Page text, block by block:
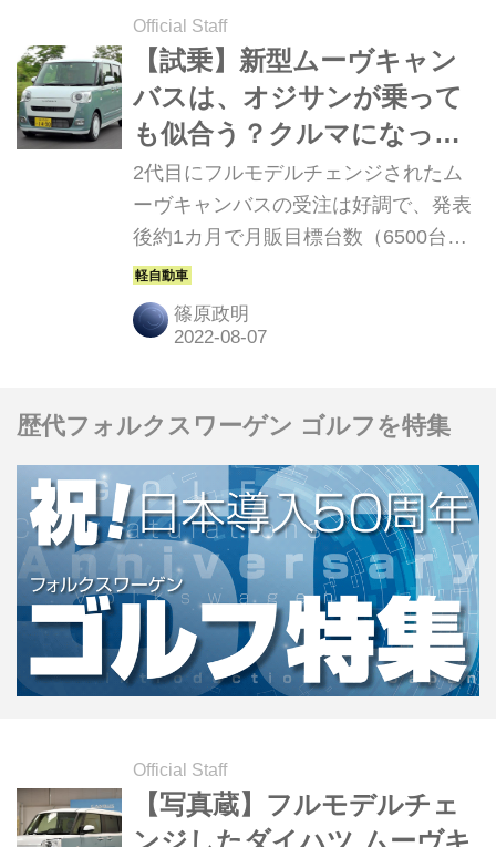
Official Staff
【試乗】新型ムーヴキャン
バスは、オジサンが乗って
も似合う？クルマになって
いた
2代目にフルモデルチェンジされたム
ーヴキャンバスの受注は好調で、発表
後約1カ月で月販目標台数（6500台）
の約4倍となる約2万60000台に達した
という。そんなムーヴキャンバスに試
乗する機会を得たので、ファーストイ
篠原政明
歴代フォルクスワーゲン ゴルフを特集
Official Staff
【写真蔵】フルモデルチェ
ンジしたダイハツ ムーヴキ